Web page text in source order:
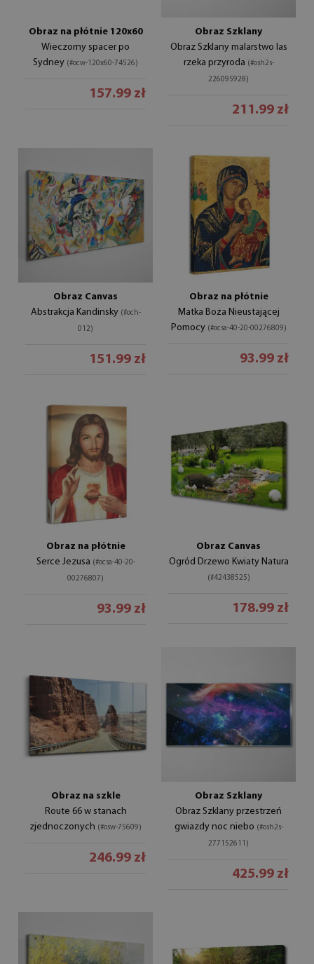
Obraz na płótnie 120x60
Wieczorny spacer po
Sydney (#ocw-120x60-74526)
157.99 zł
Obraz Szklany
Obraz Szklany malarstwo las
rzeka przyroda (#osh2s-
226095928)
211.99 zł
Obraz Canvas
Abstrakcja Kandinsky (#och-
012)
151.99 zł
Obraz na płótnie
Matka Boża Nieustającej
Pomocy (#ocsa-40-20-00276809)
93.99 zł
Obraz na płótnie
Serce Jezusa (#ocsa-40-20-
00276807)
93.99 zł
Obraz Canvas
Ogród Drzewo Kwiaty Natura
(#42438525)
178.99 zł
Obraz na szkle
Route 66 w stanach
zjednoczonych (#osw-75609)
246.99 zł
Obraz Szklany
Obraz Szklany przestrzeń
gwiazdy noc niebo (#osh2s-
277152611)
425.99 zł